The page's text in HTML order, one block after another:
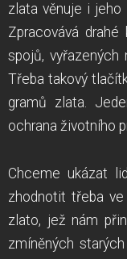
zlata věnuje i jeho
Zpracovává
spojů,
Třeba takový
gramů zlata.
ochrana životního
Chceme ukázat
zhodnotit třeba
zlato, jež nám
zmíněných